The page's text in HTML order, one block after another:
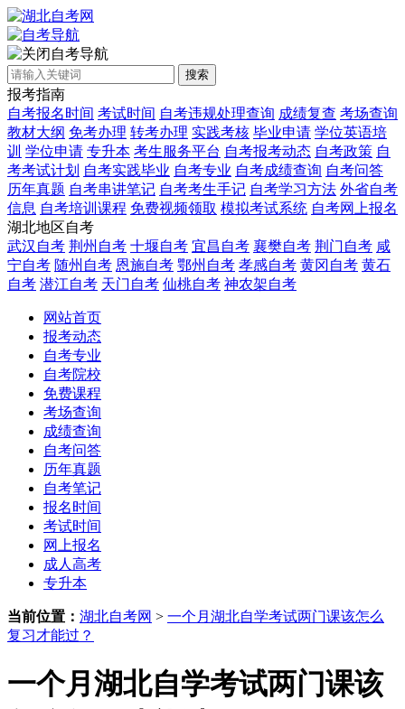
自考导航
搜索
报考指南
自考报名时间 考试时间 自考违规处理查询 成绩复查 考场查询
教材大纲 免考办理 转考办理 实践考核 毕业申请 学位英语培
训 学位申请 专升本 考生服务平台 自考报考动态 自考政策 自
考考试计划 自考实践毕业 自考专业 自考成绩查询 自考问答
历年真题 自考串讲笔记 自考考生手记 自考学习方法 外省自考
信息 自考培训课程 免费视频领取 模拟考试系统 自考网上报名
湖北地区自考
武汉自考 荆州自考 十堰自考 宜昌自考 襄樊自考 荆门自考 咸
宁自考 随州自考 恩施自考 鄂州自考 孝感自考 黄冈自考 黄石
自考 潜江自考 天门自考 仙桃自考 神农架自考
网站首页
报考动态
自考专业
自考院校
免费课程
考场查询
成绩查询
自考问答
历年真题
自考笔记
报名时间
考试时间
网上报名
成人高考
专升本
当前位置： 湖北自考网 > 一个月湖北自学考试两门课该怎么
复习才能过？
一个月湖北自学考试两门课该